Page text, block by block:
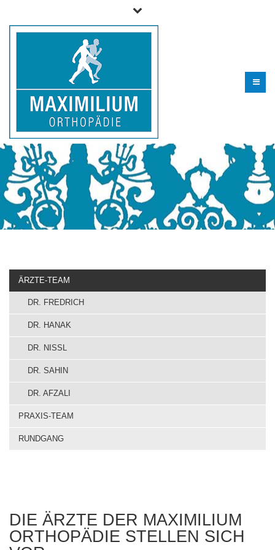
Telefon für Fragen und zur Terminvereinbarung (09 06) 29
info@maximilium.de
ÄRZTE-TEAM
DR. FREDRICH
DR. HANAK
DR. NISSL
DR. SAHIN
DR. AFZALI
PRAXIS-TEAM
RUNDGANG
DIE ÄRZTE DER MAXIMILIUM
ORTHOPÄDIE STELLEN SICH